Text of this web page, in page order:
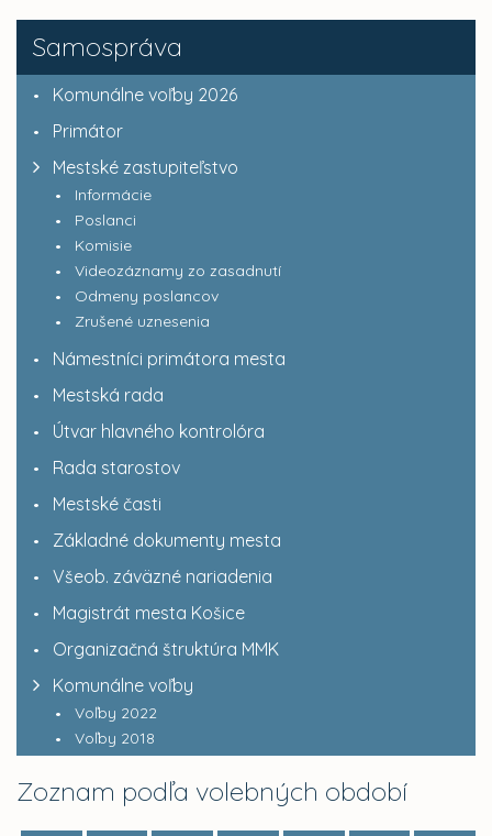
Samospráva
Komunálne voľby 2026
Primátor
Mestské zastupiteľstvo
Informácie
Poslanci
Komisie
Videozáznamy zo zasadnutí
Odmeny poslancov
Zrušené uznesenia
Námestníci primátora mesta
Mestská rada
Útvar hlavného kontrolóra
Rada starostov
Mestské časti
Základné dokumenty mesta
Všeob. záväzné nariadenia
Magistrát mesta Košice
Organizačná štruktúra MMK
Komunálne voľby
Voľby 2022
Voľby 2018
Zoznam podľa volebných období